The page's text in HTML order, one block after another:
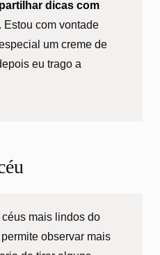
dicas com
. Estou com vontade
um creme de
eu trago a
mais lindos do
observar mais